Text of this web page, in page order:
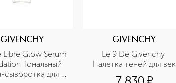
GIVENCHY
Libre Glow Serum
Тональный
сыворотка для
GIVENCHY
Le 9 De Givenchy
Палетка теней для век